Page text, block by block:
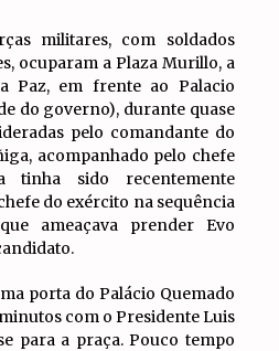
militares, com soldados
ocuparam a Plaza Murillo, a
Paz, em frente ao Palacio
do governo), durante quase
pelo comandante do
acompanhado pelo chefe
tinha sido recentemente
do exército na sequência
ameaçava prender Evo
porta do Palácio Quemado
com o Presidente Luis
para a praça. Pouco tempo